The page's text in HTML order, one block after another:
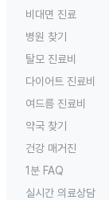
비대면 진료
병원 찾기
탈모 진료비
다이어트 진료비
여드름 진료비
약국 찾기
건강 매거진
1분 FAQ
실시간 의료상담